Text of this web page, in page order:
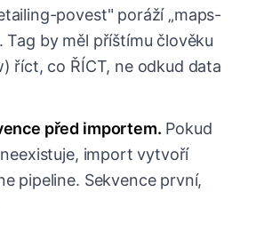
povest" poráží „maps-
Tag by měl příštímu člověku
říct, co ŘÍCT, ne odkud data
před importem. Pokud
import vytvoří
pipeline. Sekvence první,